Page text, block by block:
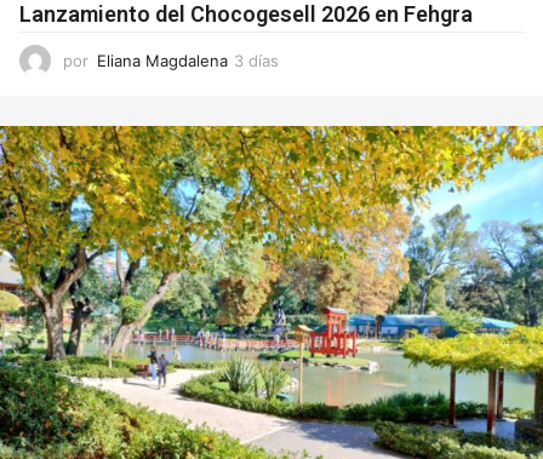
Lanzamiento del Chocogesell 2026 en Fehgra
por Eliana Magdalena 3 días
a
s